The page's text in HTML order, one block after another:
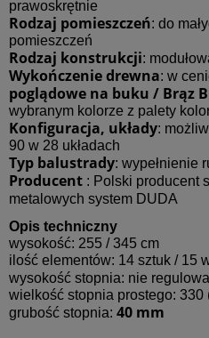
prawoskrętnie
Rodzaj pomieszczeń: do
pomieszczeń
Rodzaj konstrukcji:
Wykończenie drewna: w
poglądowe na buku / Brąz
wybranym kolorze z palety
Konfiguracja, układy:
90 w 28 układach
Typ balustrady: wypełnienie
Producent : Polski producent
metalowych system DUDA
Opis techniczny
wysokość: 255 / 345 cm
ilość elementów: 14 sztuk / 15
wysokość stopnia: nie
wielkość stopnia prostego: 330
grubość stopnia: 40 mm